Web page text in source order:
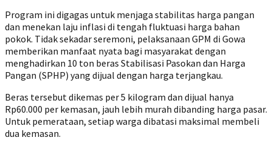
Program ini digagas untuk menjaga stabilitas harga pangan
dan menekan laju inflasi di tengah fluktuasi harga bahan
pokok. Tidak sekadar seremoni, pelaksanaan GPM di Gowa
memberikan manfaat nyata bagi masyarakat dengan
menghadirkan 10 ton beras Stabilisasi Pasokan dan Harga
Pangan (SPHP) yang dijual dengan harga terjangkau.
Beras tersebut dikemas per 5 kilogram dan dijual hanya
Rp60.000 per kemasan, jauh lebih murah dibanding harga pasar.
Untuk pemerataan, setiap warga dibatasi maksimal membeli
dua kemasan.